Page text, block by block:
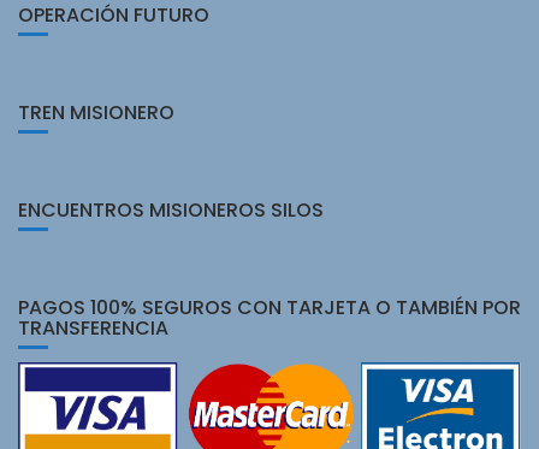
OPERACIÓN FUTURO
TREN MISIONERO
ENCUENTROS MISIONEROS SILOS
PAGOS 100% SEGUROS CON TARJETA O TAMBIÉN POR
TRANSFERENCIA